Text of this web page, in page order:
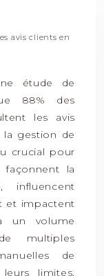
avis clients en
étude de
88% des
les avis
la gestion de
crucial pour
façonnent la
influencent
et impactent
un volume
multiples
de
limites,